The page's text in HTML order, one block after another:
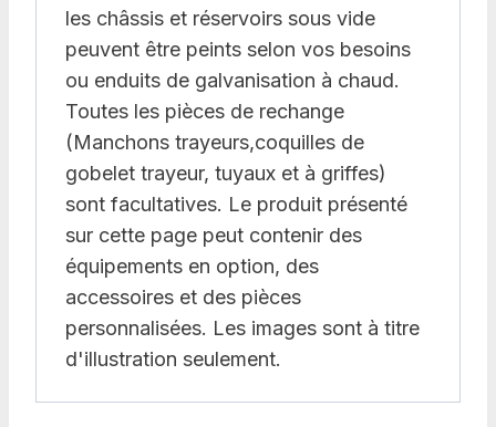
les châssis et réservoirs sous vide
peuvent être peints selon vos besoins
ou enduits de galvanisation à chaud.
Toutes les pièces de rechange
(Manchons trayeurs,coquilles de
gobelet trayeur, tuyaux et à griffes)
sont facultatives. Le produit présenté
sur cette page peut contenir des
équipements en option, des
accessoires et des pièces
personnalisées. Les images sont à titre
d'illustration seulement.